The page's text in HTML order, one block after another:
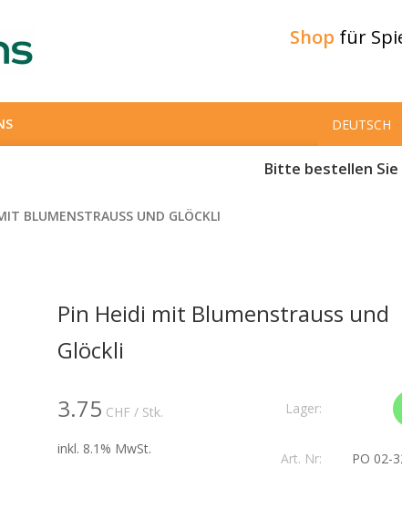
Shop für
DEUTSCH
Bitte bestellen Sie
BLUMENSTRAUSS UND GLÖCKLI
Pin Heidi mit Blumenstrauss und
Glöckli
3.75 CHF / Stk.
inkl. 8.1% MwSt.
Lager:
Art. Nr: PO 02-